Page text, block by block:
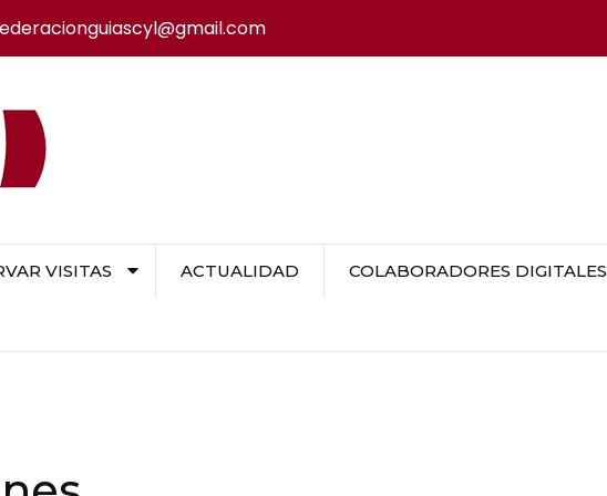
VISITAS ACTUALIDAD COLABORADORES DIGITALES